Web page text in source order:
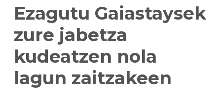
Ezagutu Gaiastaysek
zure jabetza
kudeatzen nola
lagun zaitzakeen